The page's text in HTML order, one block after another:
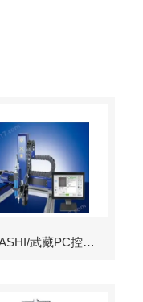
MUSASHI/武藏PC控制图像识别机械臂